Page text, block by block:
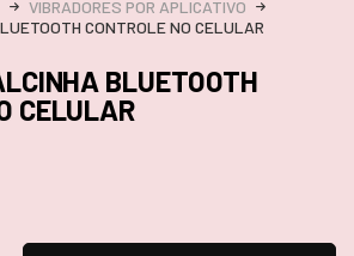
VIBRADORES POR APLICATIVO
CONTROLE NO CELULAR
BLUETOOTH
CELULAR